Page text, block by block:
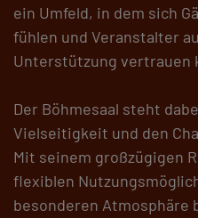
ein Umfeld, in dem sich
fühlen und Veranstalter
Unterstützung vertrauen
Der Böhmesaal steht
Vielseitigkeit und den
Mit seinem großzügigen
flexiblen
besonderen Atmosphäre